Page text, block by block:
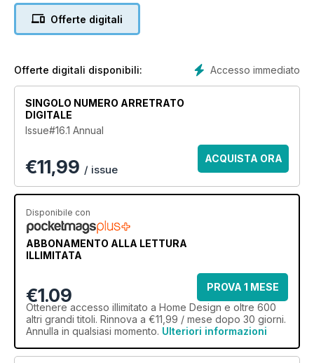
to date with the latest trends and design directions.
Offerte digitali
Accesso immediato
Offerte digitali disponibili:
SINGOLO NUMERO ARRETRATO
DIGITALE
Issue#16.1 Annual
€11,99 / issue
ACQUISTA ORA
Disponibile con
ABBONAMENTO ALLA LETTURA
ILLIMITATA
€1.09
PROVA 1 MESE
Ottenere accesso illimitato a Home Design e oltre 600
altri grandi titoli. Rinnova a €11,99 / mese dopo 30 giorni.
Annulla in qualsiasi momento. Ulteriori informazioni